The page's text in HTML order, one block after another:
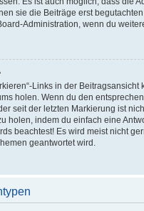
sie die Beiträge erst
Administration, wenn du
Links in der
holen. Wenn du den
seit der letzten Markierung ist
holen, indem du einfach eine
beachtest! Es wird meist nicht
geantwortet wird.